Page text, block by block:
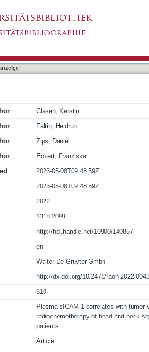
before primary
Clasen, Kerstin
Faltin, Heidrun
Zips, Daniel
Eckert, Franziska
2023-05-08T09:48:59Z
2023-05-08T09:48:59Z
2022
1318-2099
http://hdl.handle.net/10900/140857
en
Walter De Gruyter Gmbh
http://dx.doi.org/10.2478/raon-2022-0043
610
Plasma sICAM-1 correlates with tumor
radiochemotherapy of head and neck
patients
Article